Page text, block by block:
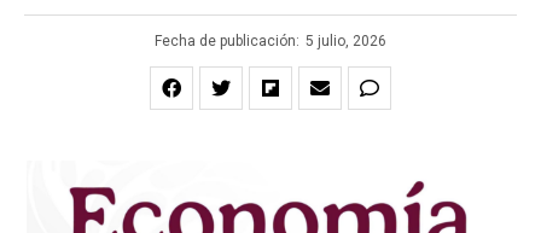
Fecha de publicación: 5 julio, 2026